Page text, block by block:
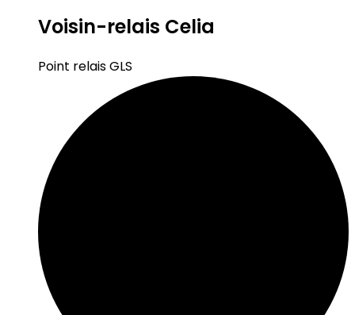
Voisin-relais Celia
Point relais GLS